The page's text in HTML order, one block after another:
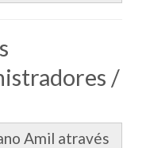
/
Amil através